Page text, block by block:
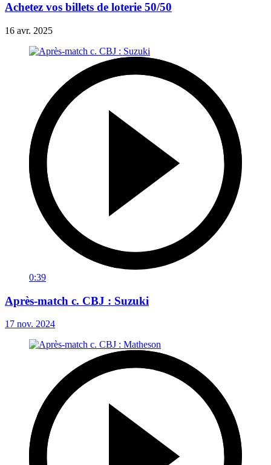
Achetez vos billets de loterie 50/50
16 avr. 2025
0:39
Après-match c. CBJ : Suzuki
17 nov. 2024